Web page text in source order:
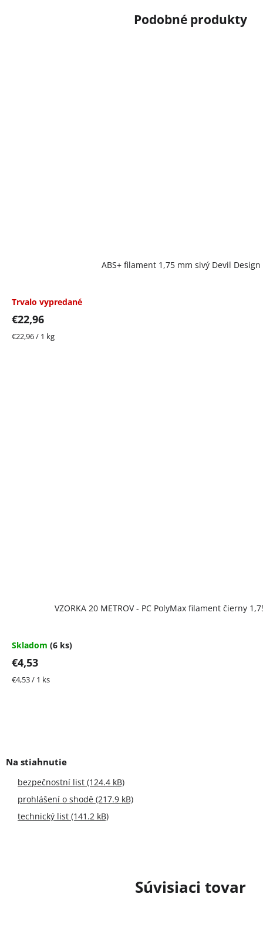
Súvisiaci tovar
ABS+ filament 1,75 mm sivý Devil Design
Trvalo vypredané
€22,96
Jednotková
€22,96 / 1 kg
VZORKA 20 METROV - PC PolyMax filament čierny
Skladom (6 ks)
€4,53
Jednotková
€4,53 / 1 ks
bezpečnostní list (124.4 kB)
prohlášení o shodě (217.9 kB)
technický list (141.2 kB)